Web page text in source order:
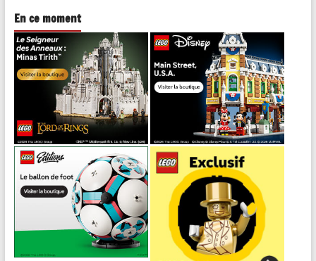
En ce moment